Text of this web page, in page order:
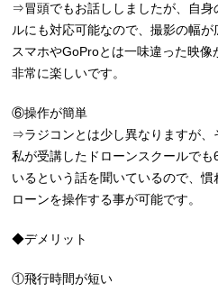
⇒冒頭でもお話ししましたが、自
ルにも対応可能なので、撮影の幅が
スマホやGoProとは一味違った映
非常に楽しいです。
⑥操作が簡単
⇒ラジコンとは少し異なりますが、
私が受講したドローンスクールで
いるという話を聞いているので、
ローンを操作する事が可能です。
◆デメリット
①飛行時間が短い